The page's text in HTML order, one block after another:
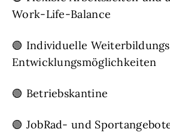
Work-Life-Balance
🟢 Individuelle
Entwicklungsmöglichkeiten
🟢 Betriebskantine
🟢 JobRad- und